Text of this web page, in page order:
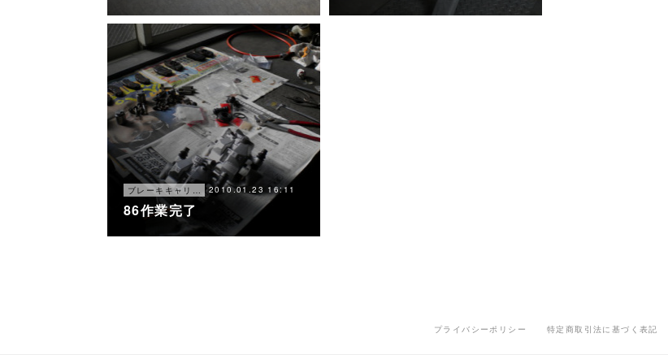
2010.01.23 16:11
86作業完了
プライバシーポリシー 特定商取引法に基づく表記